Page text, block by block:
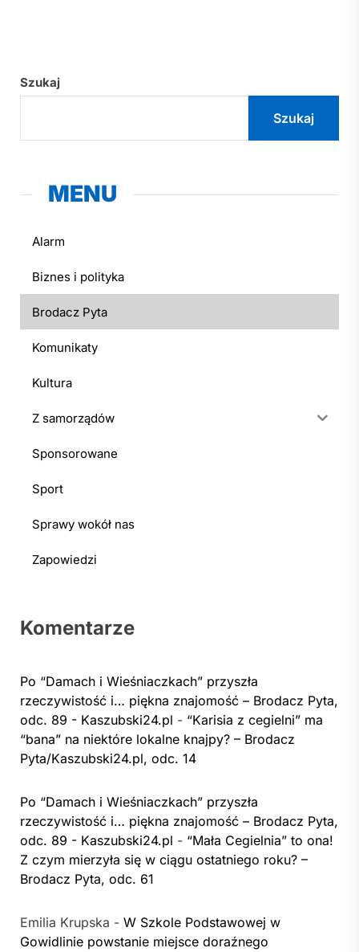
Szukaj
Szukaj
MENU
Alarm
Biznes i polityka
Brodacz Pyta
Komunikaty
Kultura
Z samorządów
Sponsorowane
Sport
Sprawy wokół nas
Zapowiedzi
Komentarze
Po “Damach i Wieśniaczkach” przyszła
rzeczywistość i… piękna znajomość – Brodacz Pyta,
odc. 89 - Kaszubski24.pl - “Karisia z cegielni” ma
“bana” na niektóre lokalne knajpy? – Brodacz
Pyta/Kaszubski24.pl, odc. 14
Po “Damach i Wieśniaczkach” przyszła
rzeczywistość i… piękna znajomość – Brodacz Pyta,
odc. 89 - Kaszubski24.pl - “Mała Cegielnia” to ona!
Z czym mierzyła się w ciągu ostatniego roku? –
Brodacz Pyta, odc. 61
Emilia Krupska - W Szkole Podstawowej w
Gowidlinie powstanie miejsce doraźnego